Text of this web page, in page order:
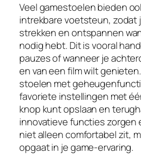
Veel gamestoelen bieden
intrekbare voetsteun, zodat
strekken en ontspannen
nodig hebt. Dit is vooral
pauzes of wanneer je
en van een film wilt
stoelen met
favoriete instellingen met
knop kunt opslaan en
innovatieve functies zorgen
niet alleen comfortabel zit,
opgaat in je game-ervaring.